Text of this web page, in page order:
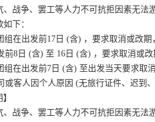
、战争、罢工等人力不可抗拒因素无
下：
在出发前17日 (含) ，要求取消或改
8日 (含) 至 16日 (含) ，要求取消或
在出发前7日 (含) 至出发当天要求取
客人因个人原因 (无旅行证件、迟到
、战争、罢工等人力不可抗拒因素无